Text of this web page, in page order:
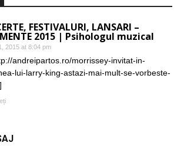
FESTIVALURI, LANSARI –
2015 | Psihologul muzical
2015 at 8:04 pm
andreipartos.ro/morrissey-invitat-in-
lui-larry-king-astazi-mai-mult-se-vorbeste-